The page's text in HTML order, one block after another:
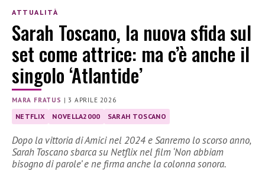
ATTUALITÀ
Sarah Toscano, la nuova sfida sul
set come attrice: ma c’è anche il
singolo ‘Atlantide’
MARA FRATUS |3 APRILE 2026
NETFLIX NOVELLA2000 SARAH TOSCANO
Dopo la vittoria di Amici nel 2024 e Sanremo lo scorso anno,
Sarah Toscano sbarca su Netflix nel film ‘Non abbiam
bisogno di parole’ e ne firma anche la colonna sonora.